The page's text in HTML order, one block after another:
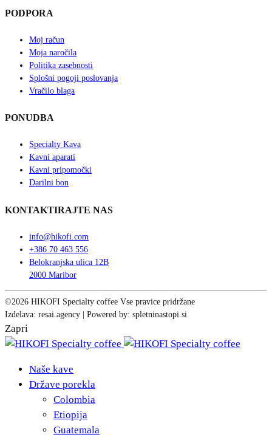
PODPORA
Moj račun
Moja naročila
Politika zasebnosti
Splošni pogoji poslovanja
Vračilo blaga
PONUDBA
Specialty Kava
Kavni aparati
Kavni pripomočki
Darilni bon
KONTAKTIRAJTE NAS
info@hikofi.com
+386 70 463 556
Belokranjska ulica 12B
2000 Maribor
©2026 HIKOFI Specialty coffee Vse pravice pridržane
Izdelava: resai.agency | Powered by: spletninastopi.si
Zapri
Naše kave
Države porekla
Colombia
Etiopija
Guatemala